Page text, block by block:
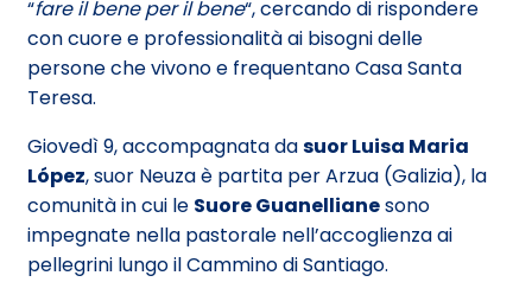
“fare il bene per il bene“, cercando di rispondere
con cuore e professionalità ai bisogni delle
persone che vivono e frequentano Casa Santa
Teresa.
Giovedì 9, accompagnata dasuor Luisa Maria
López, suor Neuza è partita per Arzua (Galizia), la
comunità in cui le Suore Guanellianesono
impegnate nella pastorale nell’accoglienza ai
pellegrini lungo il Cammino di Santiago.